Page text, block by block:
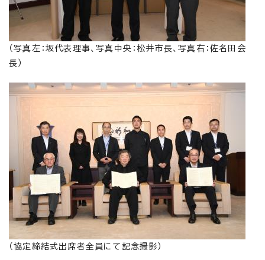
（写真左：坂代表理事、写真中央：松井市長、写真右：佐名田会
長）
（協定締結式出席者全員にて記念撮影）